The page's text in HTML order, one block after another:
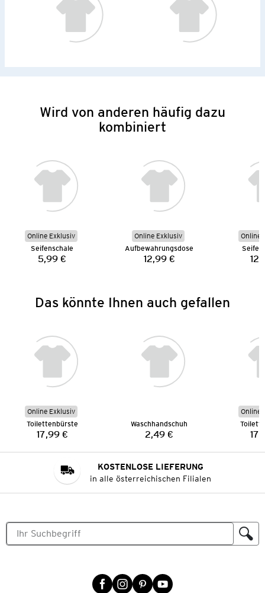
Wird von anderen häufig dazu
kombiniert
Online Exklusiv
Seifenschale
Preis:
5,99 €
Online Exklusiv
Aufbewahrungsdose
Preis:
12,99 €
Online
Das könnte Ihnen auch gefallen
Online Exklusiv
Toilettenbürste
Preis:
17,99 €
Waschhandschuh
Preis:
2,49 €
Online
KOSTENLOSE LIEFERUNG
in alle österreichischen Filialen